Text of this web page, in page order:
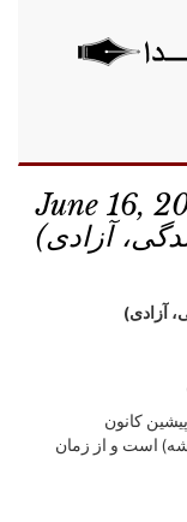
June 16,
آزادی)
آزادی)
است و از زمان